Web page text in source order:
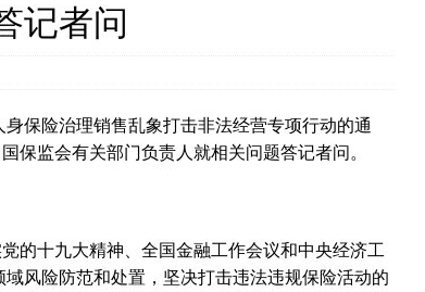
记者问
保险治理销售乱象打击非法经营专项行动的通
保监会有关部门负责人就相关问题答记者问。
的十九大精神、全国金融工作会议和中央经济工
风险防范和处置，坚决打击违法违规保险活动的